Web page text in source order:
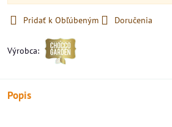
Pridať k Obľúbeným Doručenia
Výrobca:
Popis